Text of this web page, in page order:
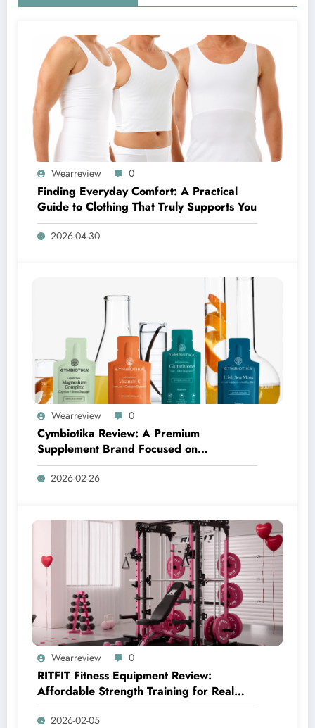
Wearreview 0
Finding Everyday Comfort: A Practical
Guide to Clothing That Truly Supports You
2026-04-30
Wearreview 0
Cymbiotika Review: A Premium
Supplement Brand Focused on
Transparency, Science, and Real Results
2026-02-26
Wearreview 0
RITFIT Fitness Equipment Review:
Affordable Strength Training for Real
Home Gyms
2026-02-05